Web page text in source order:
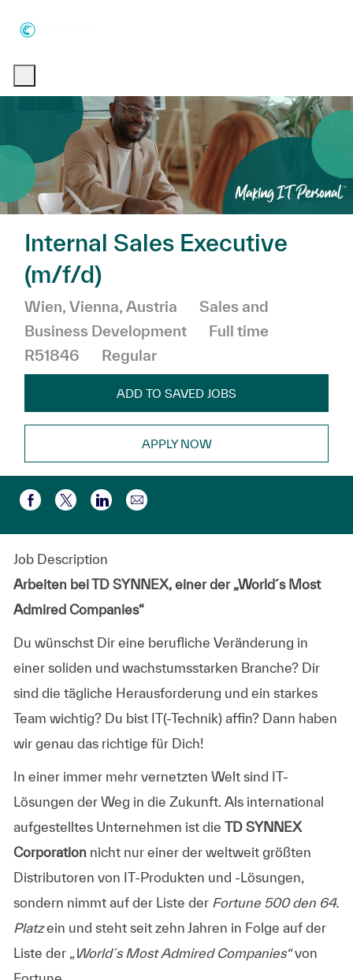
Internal Sales Executive
(m/f/d)
Location
Wien, Vienna, Austria Category
Sales and
Business Development
Job Type
Full time
R51846
Regular
ADD TO SAVED JOBS
APPLY NOW
Share via Facebook
Share via twitter
Share via LinkedIn
Share via email
Job Description
Arbeiten bei TD SYNNEX, einer der „World´s Most
Admired Companies“
Du wünschst Dir eine berufliche Veränderung in
einer soliden und wachstumsstarken Branche? Dir
sind die tägliche Herausforderung und ein starkes
Team wichtig? Du bist IT(-Technik) affin? Dann haben
wir genau das richtige für Dich!
In einer immer mehr vernetzten Welt sind IT-
Lösungen der Weg in die Zukunft. Als international
aufgestelltes Unternehmen ist die TD SYNNEX
Corporation nicht nur einer der weltweit größten
Distributoren von IT-Produkten und -Lösungen,
sondern nimmt auf der Liste der Fortune 500 den 64.
Platzein und steht seit zehn Jahren in Folge auf der
Liste der „
World´s Most Admired Companies“von